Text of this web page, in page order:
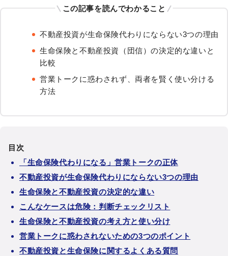
この記事を読んでわかること
不動産投資が生命保険代わりにならない3つの理由
生命保険と不動産投資（団信）の決定的な違いと
比較
営業トークに惑わされず、両者を賢く使い分ける
方法
目次
「生命保険代わりになる」営業トークの正体
不動産投資が生命保険代わりにならない3つの理由
生命保険と不動産投資の決定的な違い
こんなケースは危険：判断チェックリスト
生命保険と不動産投資の考え方と使い分け
営業トークに惑わされないための3つのポイント
不動産投資と生命保険に関するよくある質問